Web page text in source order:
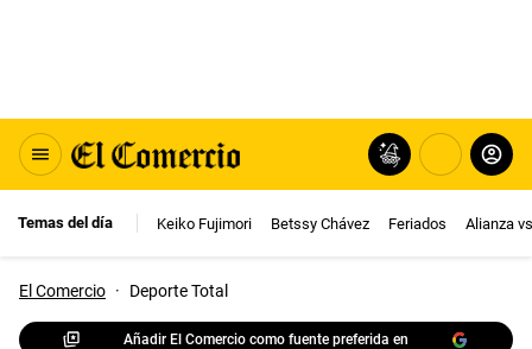
Temas del día Keiko Fujimori Betssy Chávez Feriados Alianza
El Comercio · Deporte Total
Añadir El Comercio como fuente preferida en